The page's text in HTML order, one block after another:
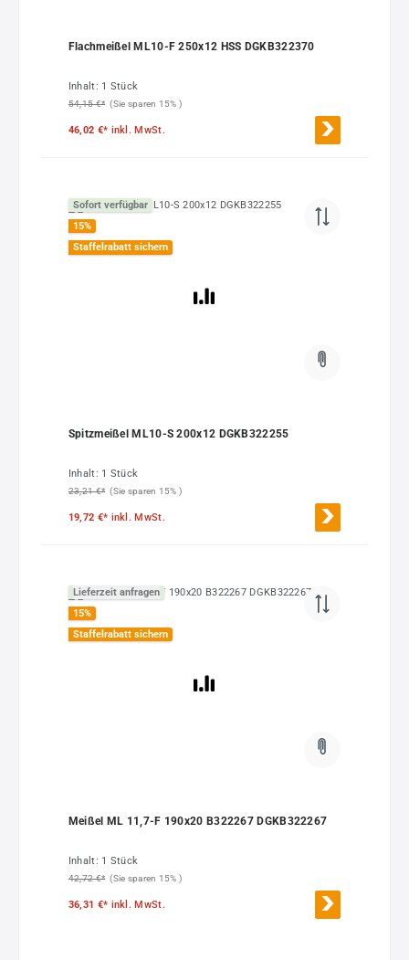
Flachmeißel ML10-F 250x12 HSS DGKB322370
Inhalt: 1 Stück
54,15 €* (Sie sparen 15% )
46,02 €* inkl. MwSt.
Sofort verfügbar
15%
Staffelrabatt sichern
Spitzmeißel ML10-S 200x12 DGKB322255
Inhalt: 1 Stück
23,21 €* (Sie sparen 15% )
19,72 €* inkl. MwSt.
Lieferzeit anfragen
15%
Staffelrabatt sichern
Meißel ML 11,7-F 190x20 B322267 DGKB322267
Inhalt: 1 Stück
42,72 €* (Sie sparen 15% )
36,31 €* inkl. MwSt.